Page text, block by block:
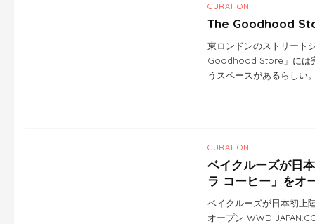
CURATION
The Goodhood
東ロンドンのストリート
Goodhood Store」には
うスペースがあるらしい
CURATION
ベイクルーズが日
ラ コーヒー」をオ
ベイクルーズが日本初上
オープン WWD